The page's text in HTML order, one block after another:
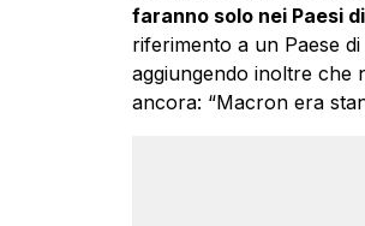
faranno solo nei Paesi
riferimento a un Paese
aggiungendo inoltre che
ancora: “Macron era